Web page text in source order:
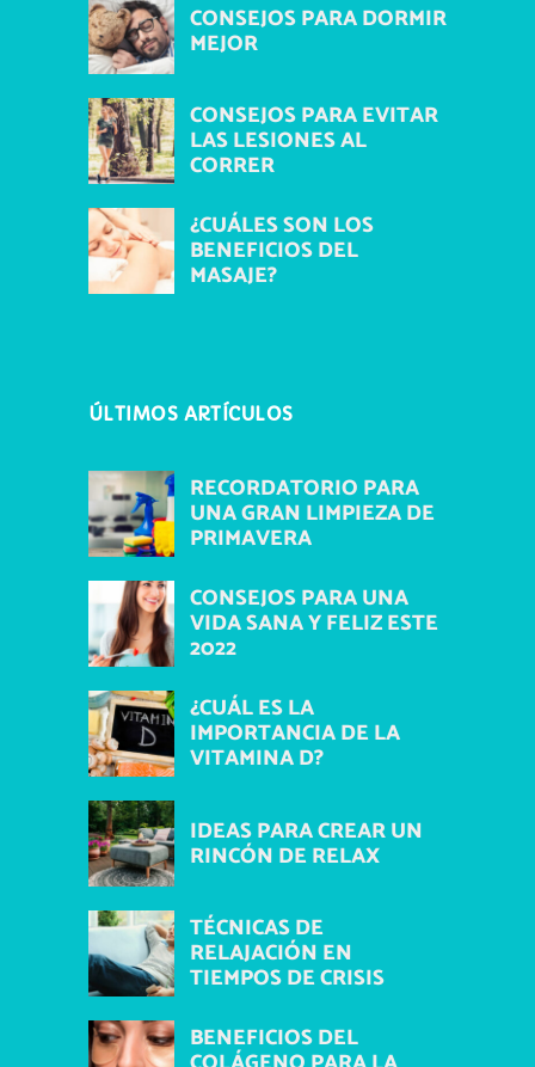
CONSEJOS PARA DORMIR
MEJOR
CONSEJOS PARA EVITAR
LAS LESIONES AL
CORRER
¿CUÁLES SON LOS
BENEFICIOS DEL
MASAJE?
ÚLTIMOS ARTÍCULOS
RECORDATORIO PARA
UNA GRAN LIMPIEZA DE
PRIMAVERA
CONSEJOS PARA UNA
VIDA SANA Y FELIZ ESTE
2022
¿CUÁL ES LA
IMPORTANCIA DE LA
VITAMINA D?
IDEAS PARA CREAR UN
RINCÓN DE RELAX
TÉCNICAS DE
RELAJACIÓN EN
TIEMPOS DE CRISIS
BENEFICIOS DEL